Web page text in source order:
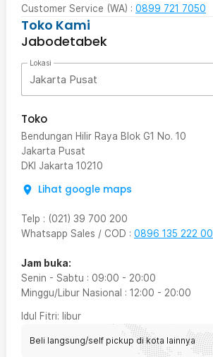
Customer Service (WA) : 0899 721 7050
Toko Kami
Jabodetabek
Lokasi
Jakarta Pusat
Toko
Bendungan Hilir Raya Blok G1 No. 10
Jakarta Pusat
DKI Jakarta 10210
Lihat google maps
Telp : (021) 39 700 200
Whatsapp Sales / COD : 0896 135 222 00
Jam buka:
Senin - Sabtu : 09:00 - 20:00
Minggu/Libur Nasional : 12:00 - 20:00
Idul Fitri: libur
Beli langsung/self pickup di kota lainnya